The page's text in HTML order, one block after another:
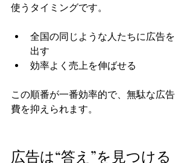
使うタイミングです。
全国の同じような人たちに広告を
出す
効率よく売上を伸ばせる
この順番が一番効率的で、無駄な広告
費を抑えられます。
広告は“答え”を見つける